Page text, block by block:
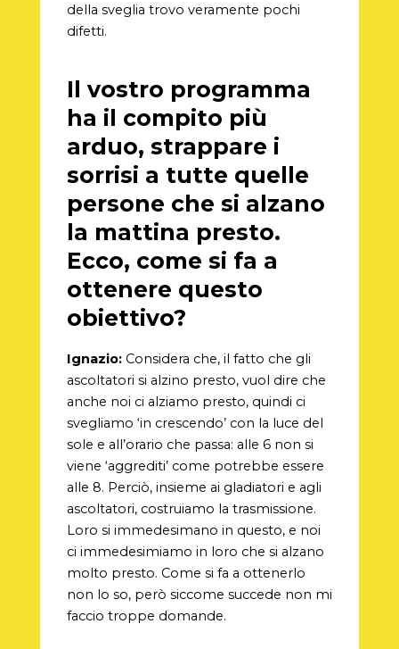
della sveglia trovo veramente pochi
difetti.
Il vostro programma
ha il compito più
arduo, strappare i
sorrisi a tutte quelle
persone che si alzano
la mattina presto.
Ecco, come si fa a
ottenere questo
obiettivo?
Ignazio:Considera che, il fatto che gli
ascoltatori si alzino presto, vuol dire che
anche noi ci alziamo presto, quindi ci
svegliamo ‘in crescendo’ con la luce del
sole e all’orario che passa: alle 6 non si
viene ‘aggrediti’ come potrebbe essere
alle 8. Perciò, insieme ai gladiatori e agli
ascoltatori, costruiamo la trasmissione.
Loro si immedesimano in questo, e noi
ci immedesimiamo in loro che si alzano
molto presto. Come si fa a ottenerlo
non lo so, però siccome succede non mi
faccio troppe domande.